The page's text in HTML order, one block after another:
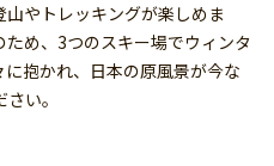
やトレッキングが楽しめま
め、3つのスキー場でウィンタ
抱かれ、日本の原風景が今な
い。